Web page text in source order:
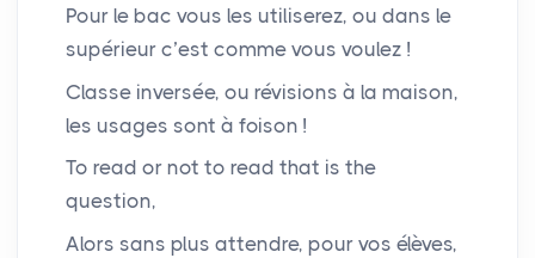
Pour le bac vous les utiliserez, ou dans le
supérieur c’est comme vous voulez !
Classe inversée, ou révisions à la maison,
les usages sont à foison !
To read or not to read that is the
question,
Alors sans plus attendre, pour vos élèves,